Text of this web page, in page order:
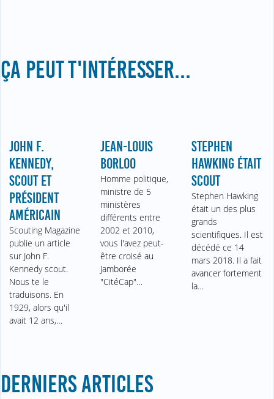
ÇA PEUT T'INTÉRESSER...
JOHN F.
KENNEDY,
SCOUT ET
PRÉSIDENT
AMÉRICAIN
Scouting Magazine
publie un article
sur John F.
Kennedy scout.
Nous te le
traduisons. En
1929, alors qu'il
avait 12 ans,…
JEAN-LOUIS
BORLOO
Homme politique,
ministre de 5
ministères
différents entre
2002 et 2010,
vous l'avez peut-
être croisé au
Jamborée
"CitéCap"…
STEPHEN
HAWKING ÉTAIT
SCOUT
Stephen Hawking
était un des plus
grands
scientifiques. Il est
décédé ce 14
mars 2018. Il a fait
avancer fortement
la…
DERNIERS ARTICLES